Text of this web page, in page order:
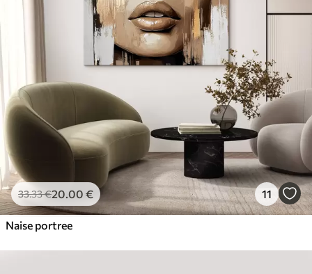
33.33€20.00 € 11
Naise portree